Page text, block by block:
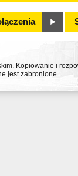
Kopiowanie i
jest zabronione.